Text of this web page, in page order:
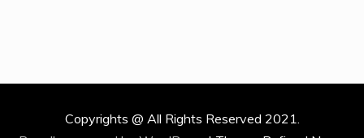
Copyrights @ All Rights Reserved 2021.